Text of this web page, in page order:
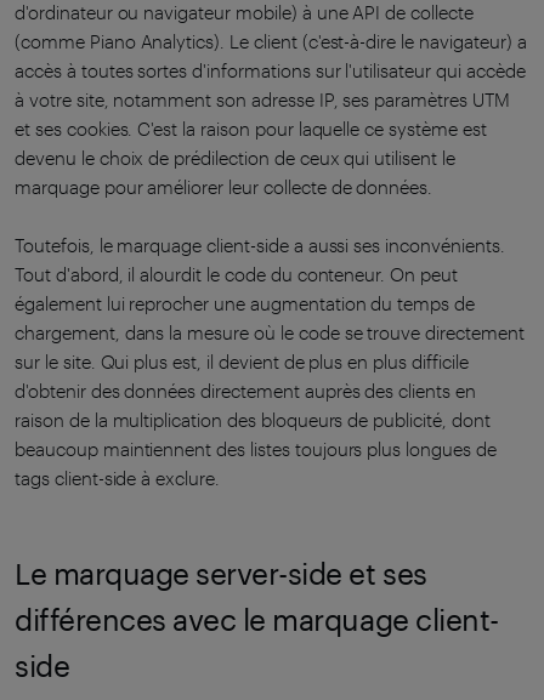
d'ordinateur ou navigateur mobile) à une API de collecte
(comme Piano Analytics). Le client (c'est-à-dire le navigateur) a
accès à toutes sortes d'informations sur l'utilisateur qui accède
à votre site, notamment son adresse IP, ses paramètres UTM
et ses cookies. C'est la raison pour laquelle ce système est
devenu le choix de prédilection de ceux qui utilisent le
marquage pour améliorer leur collecte de données.
Toutefois, le marquage client-side a aussi ses inconvénients.
Tout d'abord, il alourdit le code du conteneur. On peut
également lui reprocher une augmentation du temps de
chargement, dans la mesure où le code se trouve directement
sur le site. Qui plus est, il devient de plus en plus difficile
d'obtenir des données directement auprès des clients en
raison de la multiplication des bloqueurs de publicité, dont
beaucoup maintiennent des listes toujours plus longues de
tags client-side à exclure.
Le marquage server-side et ses
différences avec le marquage client-
side